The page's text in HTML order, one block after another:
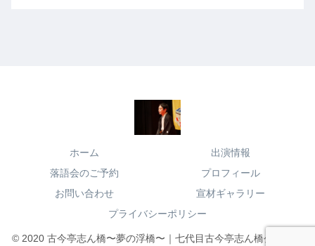
ホーム
出演情報
落語会のご予約
プロフィール
お問い合わせ
宣材ギャラリー
プライバシーポリシー
© 2020 古今亭志ん橋〜夢の浮橋〜｜七代目古今亭志ん橋公式サイ